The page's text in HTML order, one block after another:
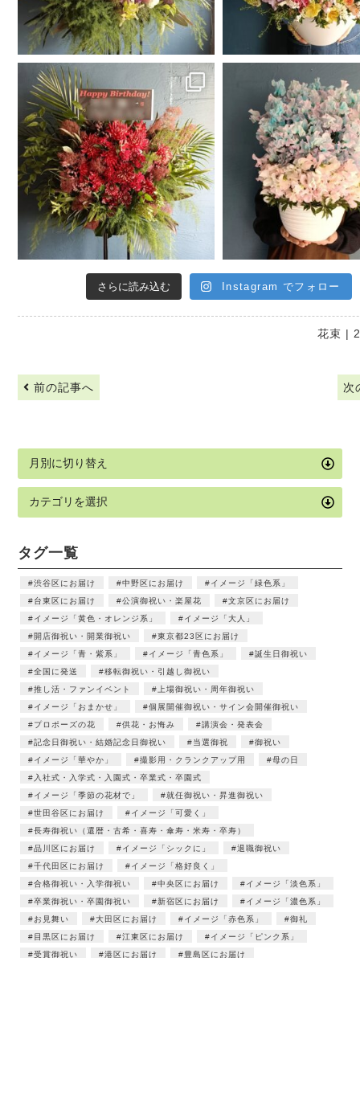
さらに読み込む Instagram でフォロー
花束 |
前の記事へ 次
タグ一覧
渋谷区にお届け 中野区にお届け
イメージ「緑色系」
台東区にお届け
公演御祝い・楽屋花
文京区にお届け
イメージ「黄色・オレンジ系」
イメージ「大人」
開店御祝い・開業御祝い
東京都23区にお届け
イメージ「青・紫系」
イメージ「青色系」
誕生日御祝い
全国に発送
移転御祝い・引越し御祝い
推し活・ファンイベント
上場御祝い・周年御祝い
イメージ「おまかせ」
個展開催御祝い・サイン会開催御祝い
プロポーズの花
供花・お悔み
講演会・発表会
記念日御祝い・結婚記念日御祝い
当選御祝
御祝い
イメージ「華やか」
撮影用・クランクアップ用
母の日
入社式・入学式・入園式・卒業式・卒園式
イメージ「季節の花材で」
就任御祝い・昇進御祝い
世田谷区にお届け
イメージ「可愛く」
長寿御祝い（還暦・古希・喜寿・傘寿・米寿・卒寿）
品川区にお届け
イメージ「シックに」
退職御祝い
千代田区にお届け
イメージ「格好良く」
合格御祝い・入学御祝い
中央区にお届け
イメージ「淡色系」
卒業御祝い・卒園御祝い
新宿区にお届け
イメージ「濃色系」
お見舞い
大田区にお届け イメージ「赤色系」
御礼
目黒区にお届け
江東区にお届け
イメージ「ピンク系」
受賞御祝い
港区にお届け
豊島区にお届け